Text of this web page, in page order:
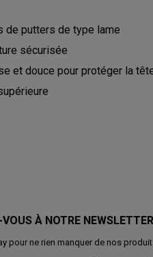
de putters de type lame
sécurisée
et douce pour protéger la
À NOTRE
pour ne rien manquer de nos